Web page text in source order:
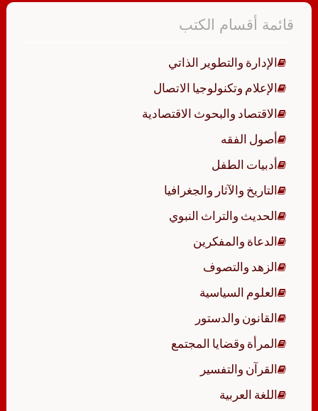
قائمة أقسام الكتب
الإدارة والتطوير الذاتي
الإعلام وتكنولوجيا الاتصال
الاقتصاد والبحوث الاقتصادية
أصول الفقه
أدبيات الطفل
التاريخ والآثار والجغرافيا
الحديث والتراث النبوي
الدعاة والمفكرين
الزهد والتصوف
العلوم السياسية
القانون والدستور
المرأة وقضايا المجتمع
القرآن والتفسير
اللغة العربية